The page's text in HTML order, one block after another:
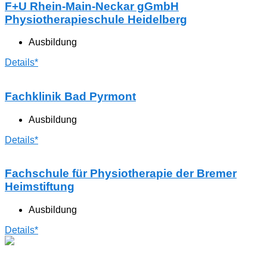
F+U Rhein-Main-Neckar gGmbH
Physiotherapieschule Heidelberg
Ausbildung
Details*
Fachklinik Bad Pyrmont
Ausbildung
Details*
Fachschule für Physiotherapie der Bremer
Heimstiftung
Ausbildung
Details*